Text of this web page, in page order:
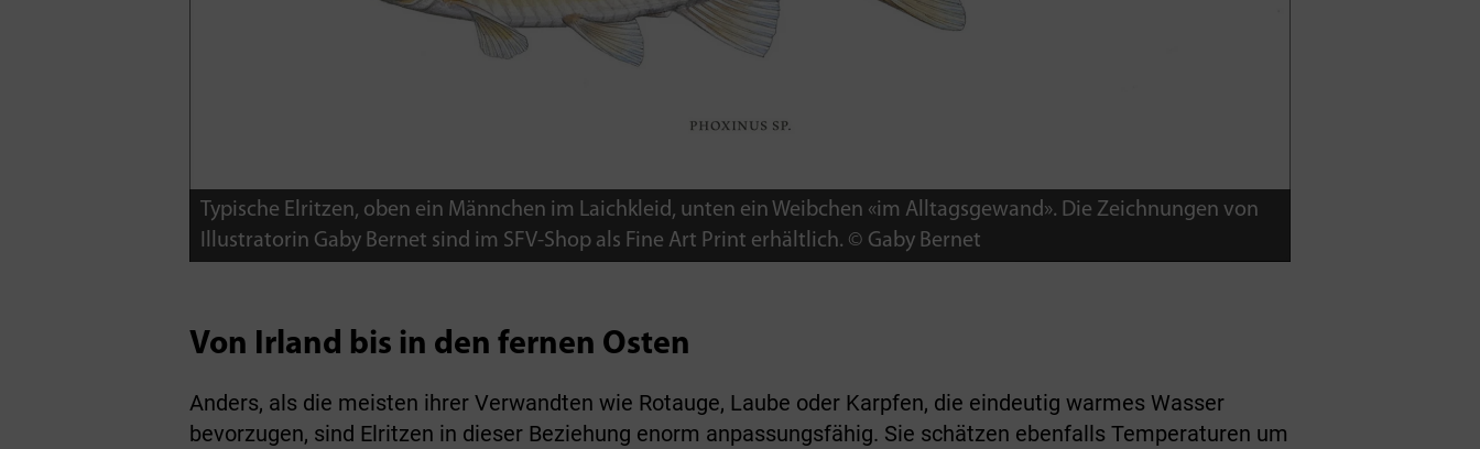
Typische Elritzen, oben ein Männchen im Laichkleid, unten ein Weibchen «im Alltagsgewand». Die Zeichnungen von
Illustratorin Gaby Bernet sind im SFV-Shop als Fine Art Print erhältlich. © Gaby Bernet
Von Irland bis in den fernen Osten
Anders, als die meisten ihrer Verwandten wie Rotauge, Laube oder Karpfen, die eindeutig warmes Wasser
bevorzugen, sind Elritzen in dieser Beziehung enorm anpassungsfähig. Sie schätzen ebenfalls Temperaturen um